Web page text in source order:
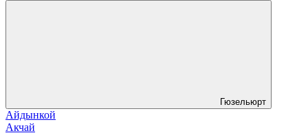
Гюзельюрт
Айдынкой
Акчай